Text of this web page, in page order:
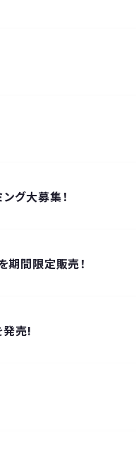
グ大募集！
期間限定販売！
発売!